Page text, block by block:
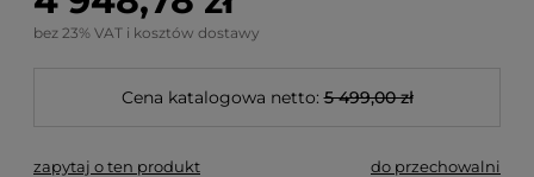
bez 23% VAT i kosztów dostawy
Cena katalogowa netto: 5 499,00 zł
zapytaj o ten produkt do przechowalni